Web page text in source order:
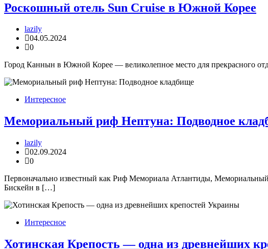
Роскошный отель Sun Cruise в Южной Корее
lazily
04.05.2024
0
Город Каннын в Южной Корее — великолепное место для прекрасного
Интересное
Мемориальный риф Нептуна: Подводное
lazily
02.09.2024
0
Первоначально известный как Риф Мемориала Атлантиды,
Бискейн в […]
Интересное
Хотинская Крепость — одна из древнейших